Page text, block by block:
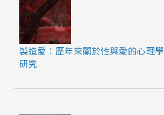
製造愛：歷年來關於性與愛的心理學
研究